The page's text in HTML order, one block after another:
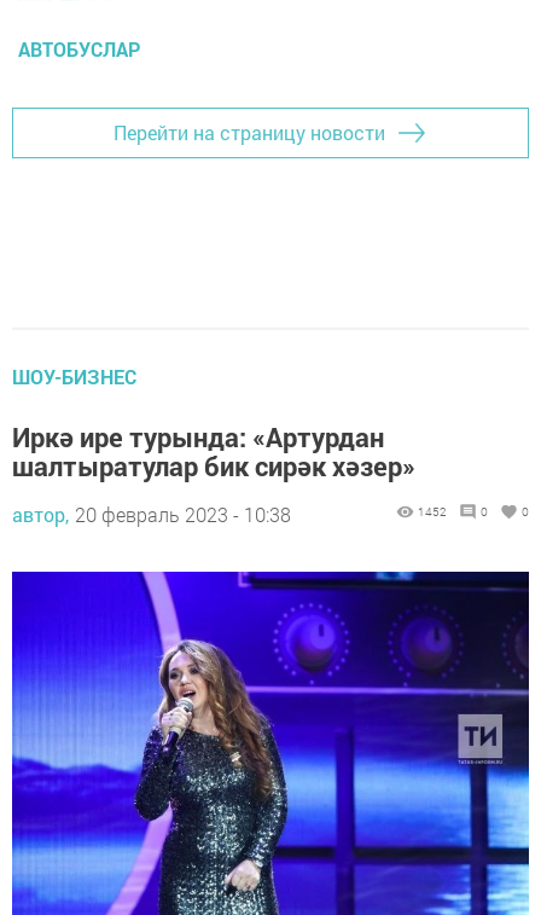
АВТОБУСЛАР
Перейти на страницу новости
ШОУ-БИЗНЕС
Иркә ире турында: «Артурдан
шалтыратулар бик сирәк хәзер»
автор, 20 февраль 2023 - 10:38 1452 0 0